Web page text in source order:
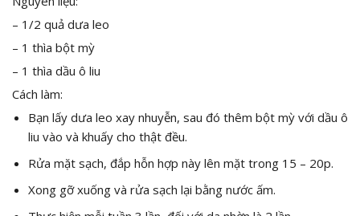
– 1/2 quả dưa leo
– 1 thìa bột mỳ
– 1 thìa dầu ô liu
Cách làm:
Bạn lấy dưa leo xay nhuyễn, sau đó thêm bột mỳ với dầu ô
liu vào và khuấy cho thật đều.
Rửa mặt sạch, đắp hỗn hợp này lên mặt trong 15 – 20p.
Xong gỡ xuống và rửa sạch lại bằng nước ấm.